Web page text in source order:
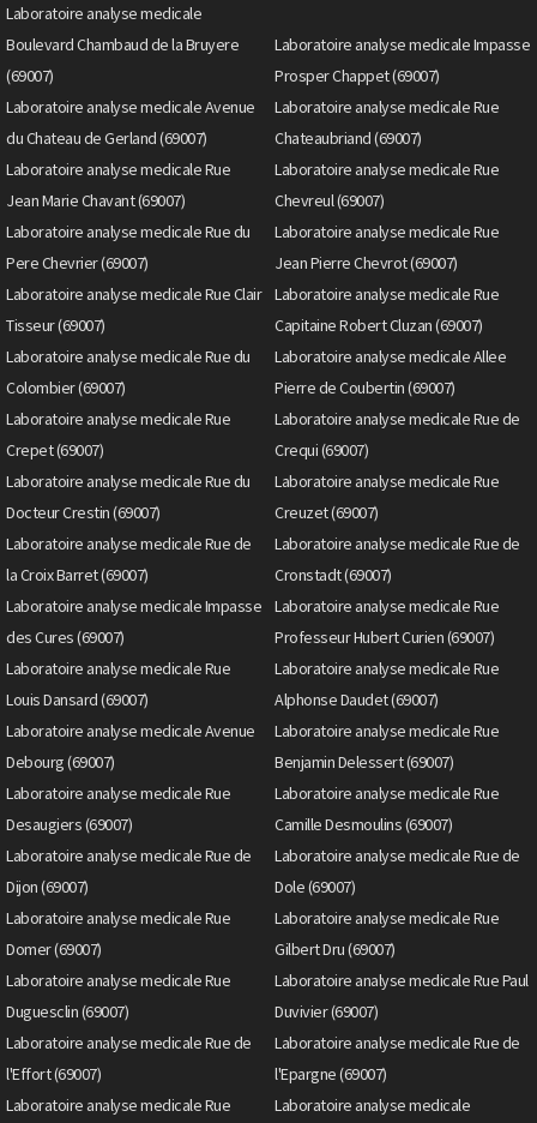
Laboratoire analyse medicale
Boulevard Chambaud de la Bruyere
(69007)
Laboratoire analyse medicale Impasse
Prosper Chappet (69007)
Laboratoire analyse medicale Avenue
du Chateau de Gerland (69007)
Laboratoire analyse medicale Rue
Chateaubriand (69007)
Laboratoire analyse medicale Rue
Jean Marie Chavant (69007)
Laboratoire analyse medicale Rue
Chevreul (69007)
Laboratoire analyse medicale Rue du
Pere Chevrier (69007)
Laboratoire analyse medicale Rue
Jean Pierre Chevrot (69007)
Laboratoire analyse medicale Rue Clair
Tisseur (69007)
Laboratoire analyse medicale Rue
Capitaine Robert Cluzan (69007)
Laboratoire analyse medicale Rue du
Colombier (69007)
Laboratoire analyse medicale Allee
Pierre de Coubertin (69007)
Laboratoire analyse medicale Rue
Crepet (69007)
Laboratoire analyse medicale Rue de
Crequi (69007)
Laboratoire analyse medicale Rue du
Docteur Crestin (69007)
Laboratoire analyse medicale Rue
Creuzet (69007)
Laboratoire analyse medicale Rue de
la Croix Barret (69007)
Laboratoire analyse medicale Rue de
Cronstadt (69007)
Laboratoire analyse medicale Impasse
des Cures (69007)
Laboratoire analyse medicale Rue
Professeur Hubert Curien (69007)
Laboratoire analyse medicale Rue
Louis Dansard (69007)
Laboratoire analyse medicale Rue
Alphonse Daudet (69007)
Laboratoire analyse medicale Avenue
Debourg (69007)
Laboratoire analyse medicale Rue
Benjamin Delessert (69007)
Laboratoire analyse medicale Rue
Desaugiers (69007)
Laboratoire analyse medicale Rue
Camille Desmoulins (69007)
Laboratoire analyse medicale Rue de
Dijon (69007)
Laboratoire analyse medicale Rue de
Dole (69007)
Laboratoire analyse medicale Rue
Domer (69007)
Laboratoire analyse medicale Rue
Gilbert Dru (69007)
Laboratoire analyse medicale Rue
Duguesclin (69007)
Laboratoire analyse medicale Rue Paul
Duvivier (69007)
Laboratoire analyse medicale Rue de
l'Effort (69007)
Laboratoire analyse medicale Rue de
l'Epargne (69007)
Laboratoire analyse medicale Rue
Laboratoire analyse medicale